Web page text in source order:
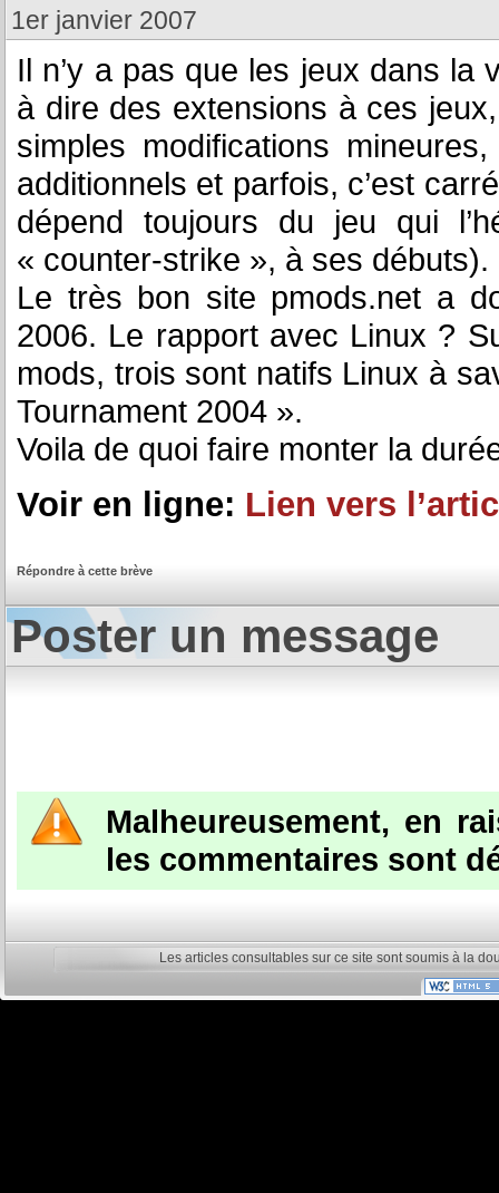
1er janvier 2007
Il n’y a pas que les jeux dans la
à dire des extensions à ces
simples modifications
additionnels et parfois, c’est
dépend toujours du jeu qui
« counter-strike », à ses débuts).
Le très bon site pmods.net a
2006. Le rapport avec Linux ?
mods, trois sont natifs Linux à
Tournament 2004 ».
Voila de quoi faire monter la
Voir en ligne: Lien vers
Répondre à cette brève
Poster un message
Malheureusement, en
les commentaires sont
Les articles consultables sur ce site sont soumis à la